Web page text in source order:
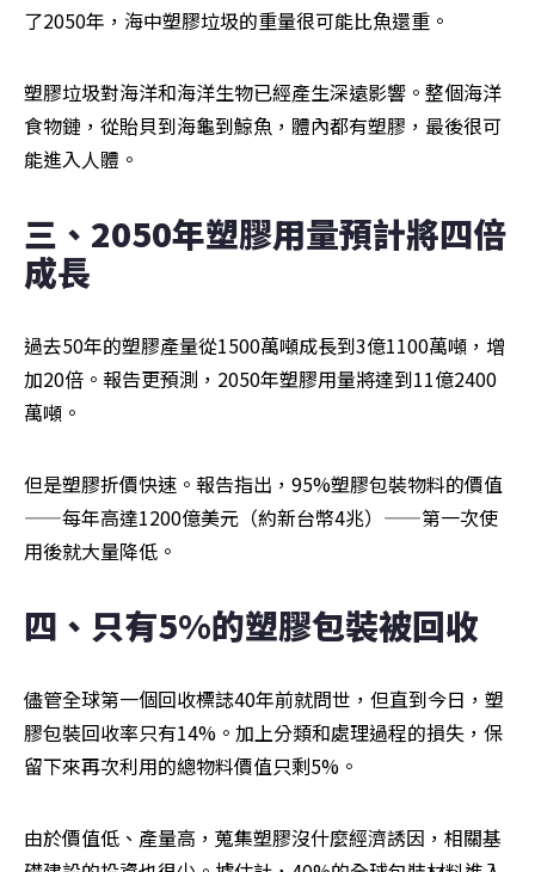
了2050年，海中塑膠垃圾的重量很可能比魚還重。
塑膠垃圾對海洋和海洋生物已經產生深遠影響。整個海洋
食物鏈，從貽貝到海龜到鯨魚，體內都有塑膠，最後很可
能進入人體。
三、2050年塑膠用量預計將四倍
成長
過去50年的塑膠產量從1500萬噸成長到3億1100萬噸，增
加20倍。報告更預測，2050年塑膠用量將達到11億2400
萬噸。
但是塑膠折價快速。報告指出，95%塑膠包裝物料的價值
——每年高達1200億美元（約新台幣4兆）——第一次使
用後就大量降低。
四、只有5%的塑膠包裝被回收
儘管全球第一個回收標誌40年前就問世，但直到今日，塑
膠包裝回收率只有14%。加上分類和處理過程的損失，保
留下來再次利用的總物料價值只剩5%。
由於價值低、產量高，蒐集塑膠沒什麼經濟誘因，相關基